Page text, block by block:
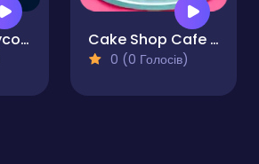
Real Estate Tycoon Cake Shop Cafe Pastries & Waffles cooking Game
0 (0 Голосів)